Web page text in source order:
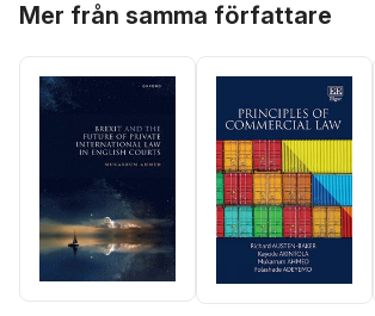
Mer från samma författare